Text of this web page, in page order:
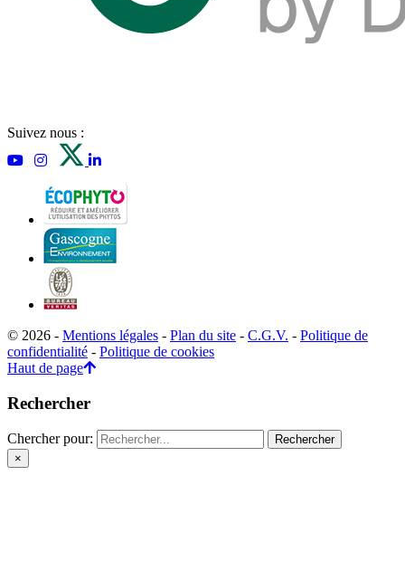
Suivez nous :
© 2026 - Mentions légales - Plan du site - C.G.V. - Politique de
confidentialité - Politique de cookies
Haut de page
Rechercher
Chercher pour:
×